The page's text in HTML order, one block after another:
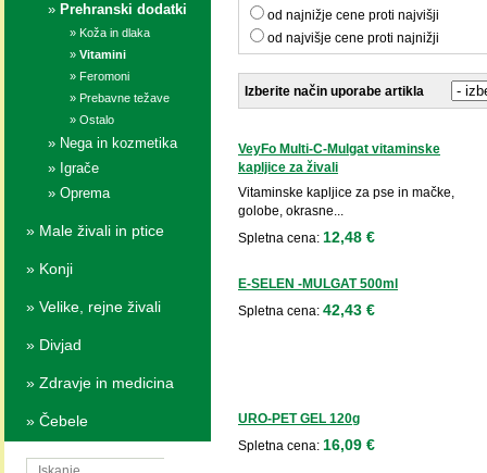
» Prehranski dodatki
» Koža in dlaka
» Vitamini
» Feromoni
» Prebavne težave
» Ostalo
» Nega in kozmetika
» Igrače
» Oprema
» Male živali in ptice
» Konji
» Velike, rejne živali
» Divjad
» Zdravje in medicina
» Čebele
od najnižje cene proti najvišji
od najvišje cene proti najnižji
Izberite način uporabe artikla
VeyFo Multi-C-Mulgat vitaminske
kapljice za živali
Vitaminske kapljice za pse in mačke,
golobe, okrasne...
Spletna cena: 12,48 €
E-SELEN -MULGAT 500ml
Spletna cena: 42,43 €
URO-PET GEL 120g
Spletna cena: 16,09 €